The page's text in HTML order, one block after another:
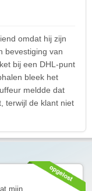
omdat hij zijn
bevestiging van
bij een DHL-punt
bleek het
meldde dat
terwijl de klant niet
mijn